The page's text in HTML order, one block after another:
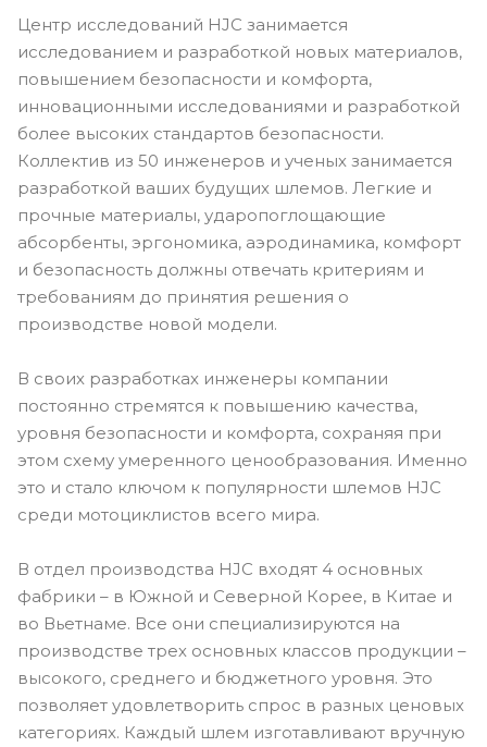
Центр исследований HJC занимается
исследованием и разработкой новых материалов,
повышением безопасности и комфорта,
инновационными исследованиями и разработкой
более высоких стандартов безопасности.
Коллектив из 50 инженеров и ученых занимается
разработкой ваших будущих шлемов. Легкие и
прочные материалы, ударопоглощающие
абсорбенты, эргономика, аэродинамика, комфорт
и безопасность должны отвечать критериям и
требованиям до принятия решения о
производстве новой модели.
В своих разработках инженеры компании
постоянно стремятся к повышению качества,
уровня безопасности и комфорта, сохраняя при
этом схему умеренного ценообразования. Именно
это и стало ключом к популярности шлемов HJC
среди мотоциклистов всего мира.
В отдел производства HJC входят 4 основных
фабрики – в Южной и Северной Корее, в Китае и
во Вьетнаме. Все они специализируются на
производстве трех основных классов продукции –
высокого, среднего и бюджетного уровня. Это
позволяет удовлетворить спрос в разных ценовых
категориях. Каждый шлем изготавливают вручную